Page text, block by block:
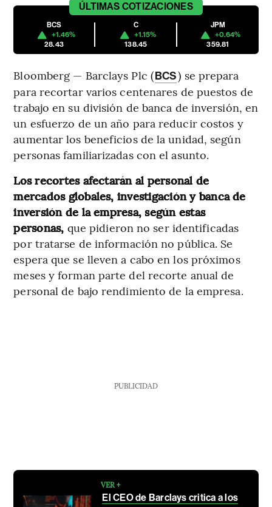
ÚLTIMAS COTIZACIONES
BCS
+1.46%
28.43
C
+1.15%
138.45
JPM
+0.64%
359.81
Bloomberg — Barclays Plc (BCS) se prepara
para recortar varios centenares de puestos de
trabajo en su división de banca de inversión, en
un esfuerzo de un año para reducir costos y
aumentar los beneficios de la unidad, según
personas familiarizadas con el asunto.
Los recortes afectarán al personal de
mercados globales, investigación y banca de
inversión de la empresa, según estas
personas, que pidieron no ser identificadas
por tratarse de información no pública. Se
espera que se lleven a cabo en los próximos
meses y forman parte del recorte anual de
personal de bajo rendimiento de la empresa.
PUBLICIDAD
VER +
El CEO de Barclays critica a los